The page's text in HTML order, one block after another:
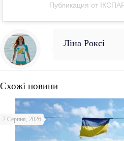
Публикация от
Ліна Роксі
Схожі новини
7 Серпня, 2026